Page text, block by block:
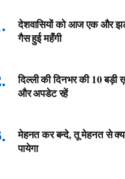
देशवासियों को आज एक और
गैस हुई महँगी
दिल्ली की दिनभर की 10 बड़ी
और अपडेट रहें
मेहनत कर बन्दे, तू मेहनत से
पायेगा